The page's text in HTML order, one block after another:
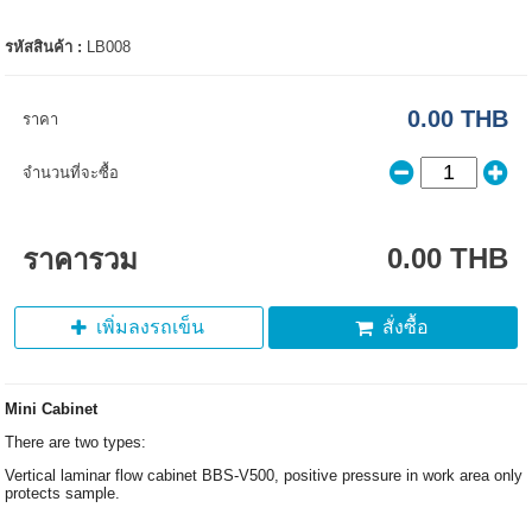
รหัสสินค้า : LB008
ราคา 0.00 THB
จำนวนที่จะซื้อ
ราคารวม 0.00 THB
เพิ่มลงรถเข็น สั่งซื้อ
Mini Cabinet
There are two types:
Vertical laminar flow cabinet BBS-V500, positive pressure in work area only
protects sample.